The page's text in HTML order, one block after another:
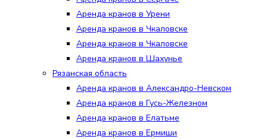
Аренда кранов в Урени
Аренда кранов в Чкаловске
Аренда кранов в Чкаловске
Аренда кранов в Шахунье
Рязанская область
Аренда кранов в Александро-Невском
Аренда кранов в Гусь-Железном
Аренда кранов в Елатьме
Аренда кранов в Ермиши